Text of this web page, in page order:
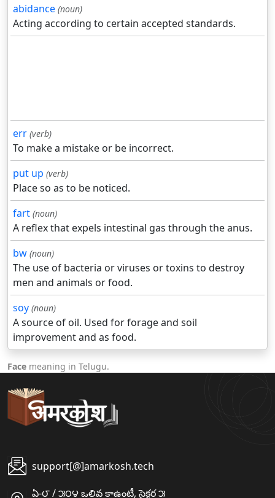
abidance (noun)
Acting according to certain accepted standards.
err (verb)
To make a mistake or be incorrect.
put up (verb)
Place so as to be noticed.
fart (noun)
A reflex that expels intestinal gas through the anus.
bw (noun)
The use of bacteria or viruses or toxins to destroy
men and animals or food.
soy (noun)
A source of oil. Used for forage and soil
improvement and as food.
Face meaning in Telugu.
support[@]amarkosh.tech
ఏ-౮ / ౫౦౪ ఒలివ కాఉంటీ, సైక్టర ౫